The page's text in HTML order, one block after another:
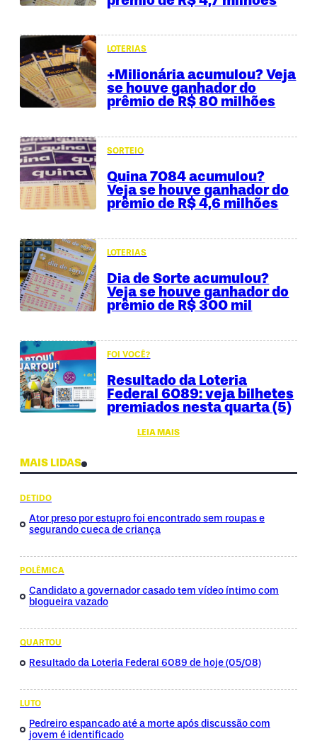
LOTERIAS
+Milionária acumulou? Veja
se houve ganhador do
prêmio de R$ 80 milhões
SORTEIO
Quina 7084 acumulou?
Veja se houve ganhador do
prêmio de R$ 4,6 milhões
LOTERIAS
Dia de Sorte acumulou?
Veja se houve ganhador do
prêmio de R$ 300 mil
FOI VOCÊ?
Resultado da Loteria
Federal 6089: veja bilhetes
premiados nesta quarta (5)
LEIA MAIS
MAIS LIDAS
DETIDO
Ator preso por estupro foi encontrado sem roupas e
segurando cueca de criança
POLÊMICA
Candidato a governador casado tem vídeo íntimo com
blogueira vazado
QUARTOU
Resultado da Loteria Federal 6089 de hoje (05/08)
LUTO
Pedreiro espancado até a morte após discussão com
jovem é identificado